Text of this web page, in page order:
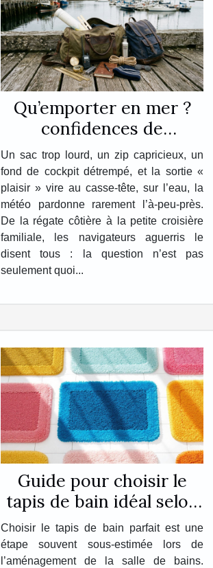
Qu’emporter en mer ?
confidences de
navigateurs sur leur sac
idéal
Un sac trop lourd, un zip capricieux, un
fond de cockpit détrempé, et la sortie «
plaisir » vire au casse-tête, sur l’eau, la
météo pardonne rarement l’à-peu-près.
De la régate côtière à la petite croisière
familiale, les navigateurs aguerris le
disent tous : la question n’est pas
seulement quoi...
Guide pour choisir le
tapis de bain idéal selon
vos besoins
Choisir le tapis de bain parfait est une
étape souvent sous-estimée lors de
l’aménagement de la salle de bains.